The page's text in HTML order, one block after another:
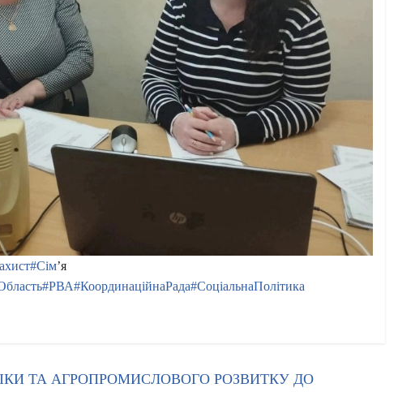
#Сім’я
#РВА#КоординаційнаРада#СоціальнаПолітика
ТА АГРОПРОМИСЛОВОГО РОЗВИТКУ ДО